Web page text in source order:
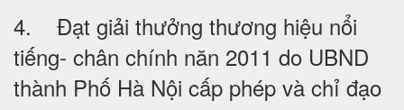
4. Đạt giải thưởng thương hiệu nổi
tiếng- chân chính năn 2011 do UBND
thành Phố Hà Nội cấp phép và chỉ đạo